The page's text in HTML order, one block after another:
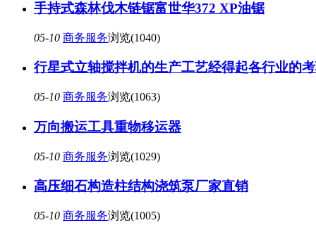
手持式森林伐木链锯富世华372 XP油锯
05-10 商务服务浏览(1040)
行星式立轴搅拌机的生产工艺经得起各行业的
05-10 商务服务浏览(1063)
万向搬运工具重物移运器
05-10 商务服务浏览(1029)
高压细石构造柱结构浇筑泵厂家直销
05-10 商务服务浏览(1005)